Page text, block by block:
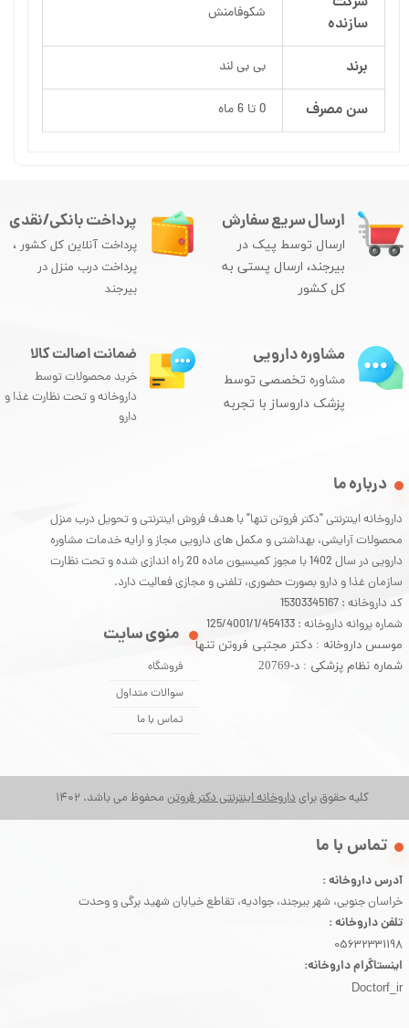
سازنده
شکوفامنش
برند بی بی لند
سن مصرف 0 تا 6 ماه
کلیه حقوق برایداروخانه اینترنتی دکتر فروتن محفوظ می باشد. 1402
ارسال سریع سفارش
ارسال توسط پیک در
بیرجند، ارسال پستی به
کل کشور
درباره ما
داروخانه اینترنتی "دکتر فروتن تنها" با هدف فروش اینترنتی و تحویل درب منزل
محصولات آرایشی، بهداشتی و مکمل های دارویی مجاز و ارایه خدمات مشاوره
دارویی در سال 1402 با مجوز کمیسیون ماده 20 راه اندازی شده و تحت نظارت
سازمان غذا و دارو بصورت حضوری، تلفنی و مجازی فعالیت دارد.
کد داروخانه : 15303345167
شماره پروانه داروخانه : 125/4001/1/454133
موسس داروخانه : دکتر مجتبی فروتن تنها
شماره نظام پزشکی : د-20769
منوی سایت
فروشگاه
سوالات متداول
تماس با ما
پرداخت بانکی/نقدی
پرداخت آنلاین کل کشور ،
پرداخت درب منزل در
بیرجند
مشاوره دارویی
مشاوره تخصصی توسط
پزشک داروساز با تجربه
ضمانت اصالت کالا
خرید محصولات توسط
داروخانه و تحت نظارت غذا و
دارو
آدرس داروخانه :
خراسان جنوبی، شهر بیرجند، جوادیه، تقاطع خیابان شهید برگی و وحدت
تلفن داروخانه :
05632331198
اینستاگرام داروخانه:
Doctorf_ir
​تماس با ما